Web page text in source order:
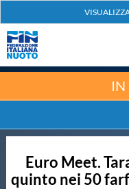
Nuoto
Tuffi
IN
Euro Meet.
quinto nei 50